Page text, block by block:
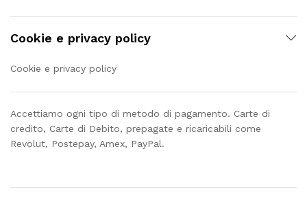
Cookie e privacy policy
Cookie e privacy policy
Accettiamo ogni tipo di metodo di pagamento. Carte di
credito, Carte di Debito, prepagate e ricaricabili come
Revolut, Postepay, Amex, PayPal.